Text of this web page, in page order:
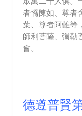
者憍陳如、尊者
葉、尊者阿難等
師利菩薩、彌勒
會。
德遵普賢